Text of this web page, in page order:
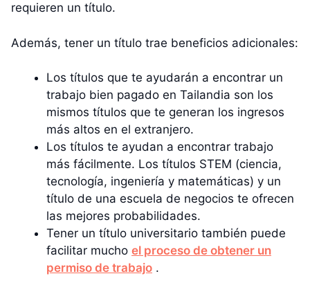
requieren un título.
Además, tener un título trae beneficios adicionales:
Los títulos que te ayudarán a encontrar un
trabajo bien pagado en Tailandia son los
mismos títulos que te generan los ingresos
más altos en el extranjero.
Los títulos te ayudan a encontrar trabajo
más fácilmente. Los títulos STEM (ciencia,
tecnología, ingeniería y matemáticas) y un
título de una escuela de negocios te ofrecen
las mejores probabilidades.
Tener un título universitario también puede
facilitar mucho el proceso de obtener un
permiso de trabajo .